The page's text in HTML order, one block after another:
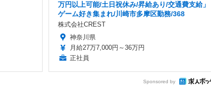
万円以上可能/土日祝休み/昇給あり/交通費支給」
ゲーム好き集まれ/川崎市多摩区勤務/368
株式会社CREST
神奈川県
月給27万7,000円～36万円
正社員
Sponsored by